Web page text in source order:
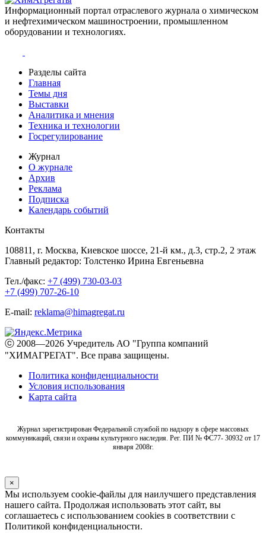
Информационный портал отраслевого журнала о химическом
и нефтехимическом машиностроении, промышленном
оборудовании и технологиях.
Разделы сайта
Главная
Темы дня
Выставки
Аналитика и мнения
Техника и технологии
Госрегулирование
Журнал
О журнале
Архив
Реклама
Подписка
Календарь событий
Контакты
108811, г. Москва, Киевское шоссе, 21-й км., д.3, стр.2, 2 этаж
Главный редактор: Толстенко Ирина Евгеньевна
Тел./факс: +7 (499) 730-03-03
+7 (499) 707-26-10
E-mail: reklama@himagregat.ru
ⓒ 2008—2026 Учредитель АО "Группа компаний
"ХИМАГРЕГАТ". Все права защищены.
Политика конфиденциальности
Условия использования
Карта сайта
Журнал зарегистрирован Федеральной службой по надзору в сфере массовых
коммуникаций, связи и охраны культурного наследия. Рег. ПИ № ФС77- 30932 от 17
января 2008г.
×
Мы используем cookie-файлы для наилучшего представления
нашего сайта. Продолжая использовать этот сайт, вы
соглашаетесь с использованием cookies в соответствии с
Политикой конфиденциальности.